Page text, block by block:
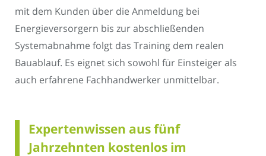
mit dem Kunden über die Anmeldung bei
Energieversorgern bis zur abschließenden
Systemabnahme folgt das Training dem realen
Bauablauf. Es eignet sich sowohl für Einsteiger als
auch erfahrene Fachhandwerker unmittelbar.
Expertenwissen aus fünf
Jahrzehnten kostenlos im